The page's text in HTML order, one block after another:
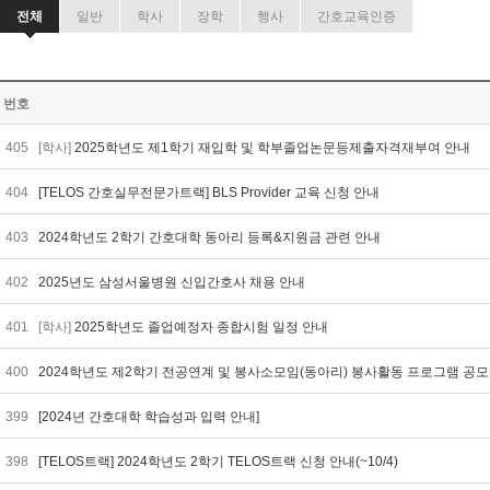
전체 일반 학사 장학 행사 간호교육인증
번호
405 [학사] 2025학년도 제1학기 재입학 및 학부졸업논문등제출자격재부여 안내
404 [TELOS 간호실무전문가트랙] BLS Provider 교육 신청 안내
403 2024학년도 2학기 간호대학 동아리 등록&지원금 관련 안내
402 2025년도 삼성서울병원 신입간호사 채용 안내
401 [학사] 2025학년도 졸업예정자 종합시험 일정 안내
400 2024학년도 제2학기 전공연계 및 봉사소모임(동아리) 봉사활동 프로그램 공모
399 [2024년 간호대학 학습성과 입력 안내]
398 [TELOS트랙] 2024학년도 2학기 TELOS트랙 신청 안내(~10/4)